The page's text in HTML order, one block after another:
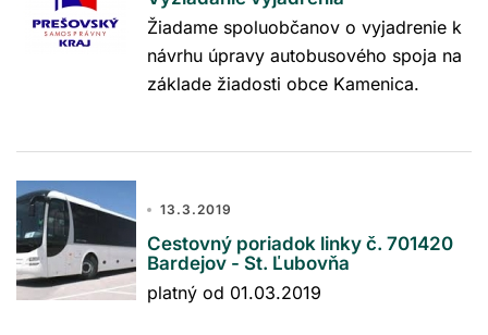
Žiadame spoluobčanov o vyjadrenie k
návrhu úpravy autobusového spoja na
základe žiadosti obce Kamenica.
13.3.2019
Cestovný poriadok linky č. 701420
Bardejov - St. Ľubovňa
platný od 01.03.2019